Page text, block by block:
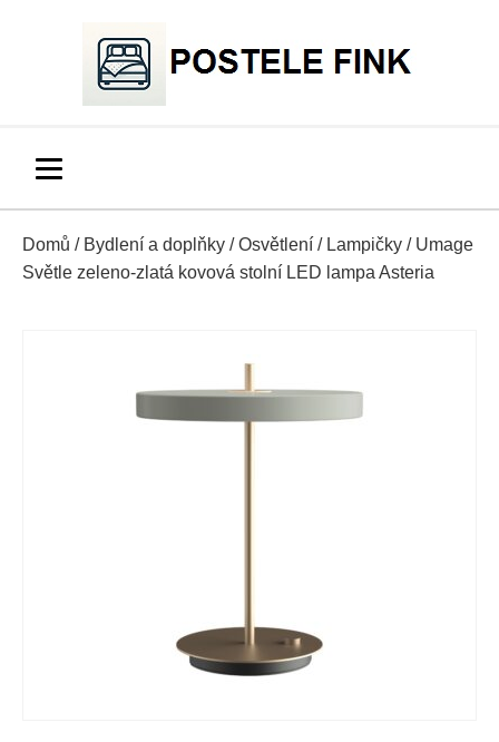
Domů / Bydlení a doplňky /Osvětlení / Lampičky / Umage
Světle zeleno-zlatá kovová stolní LED lampa Asteria